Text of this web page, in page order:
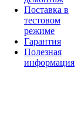
Поставка в
тестовом
режиме
Гарантия
Полезная
информация